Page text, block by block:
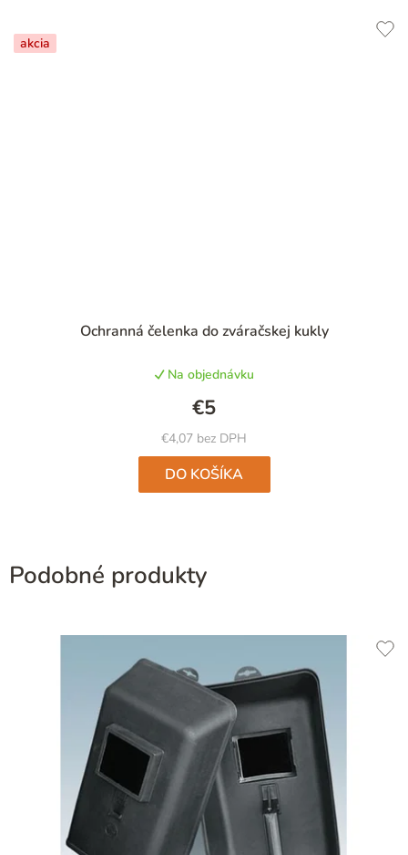
akcia
Ochranná čelenka do zváračskej kukly
hodnotenie
je
4,8
z
5
hviezdičiek.
Na objednávku
€4,07 bez DPH
€5
DO KOŠÍKA
Podobné produkty